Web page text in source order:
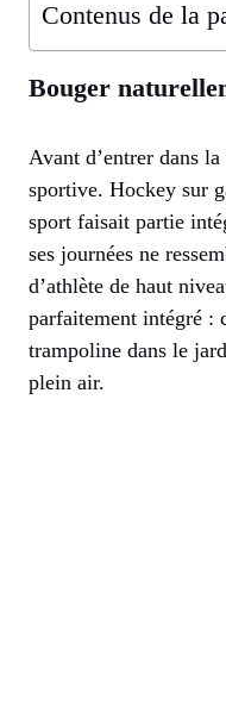
Contenus de la
Bouger
Avant d’entrer dans
sportive. Hockey sur
sport faisait partie
ses journées ne
d’athlète de haut
parfaitement intégré :
trampoline dans le
plein air.